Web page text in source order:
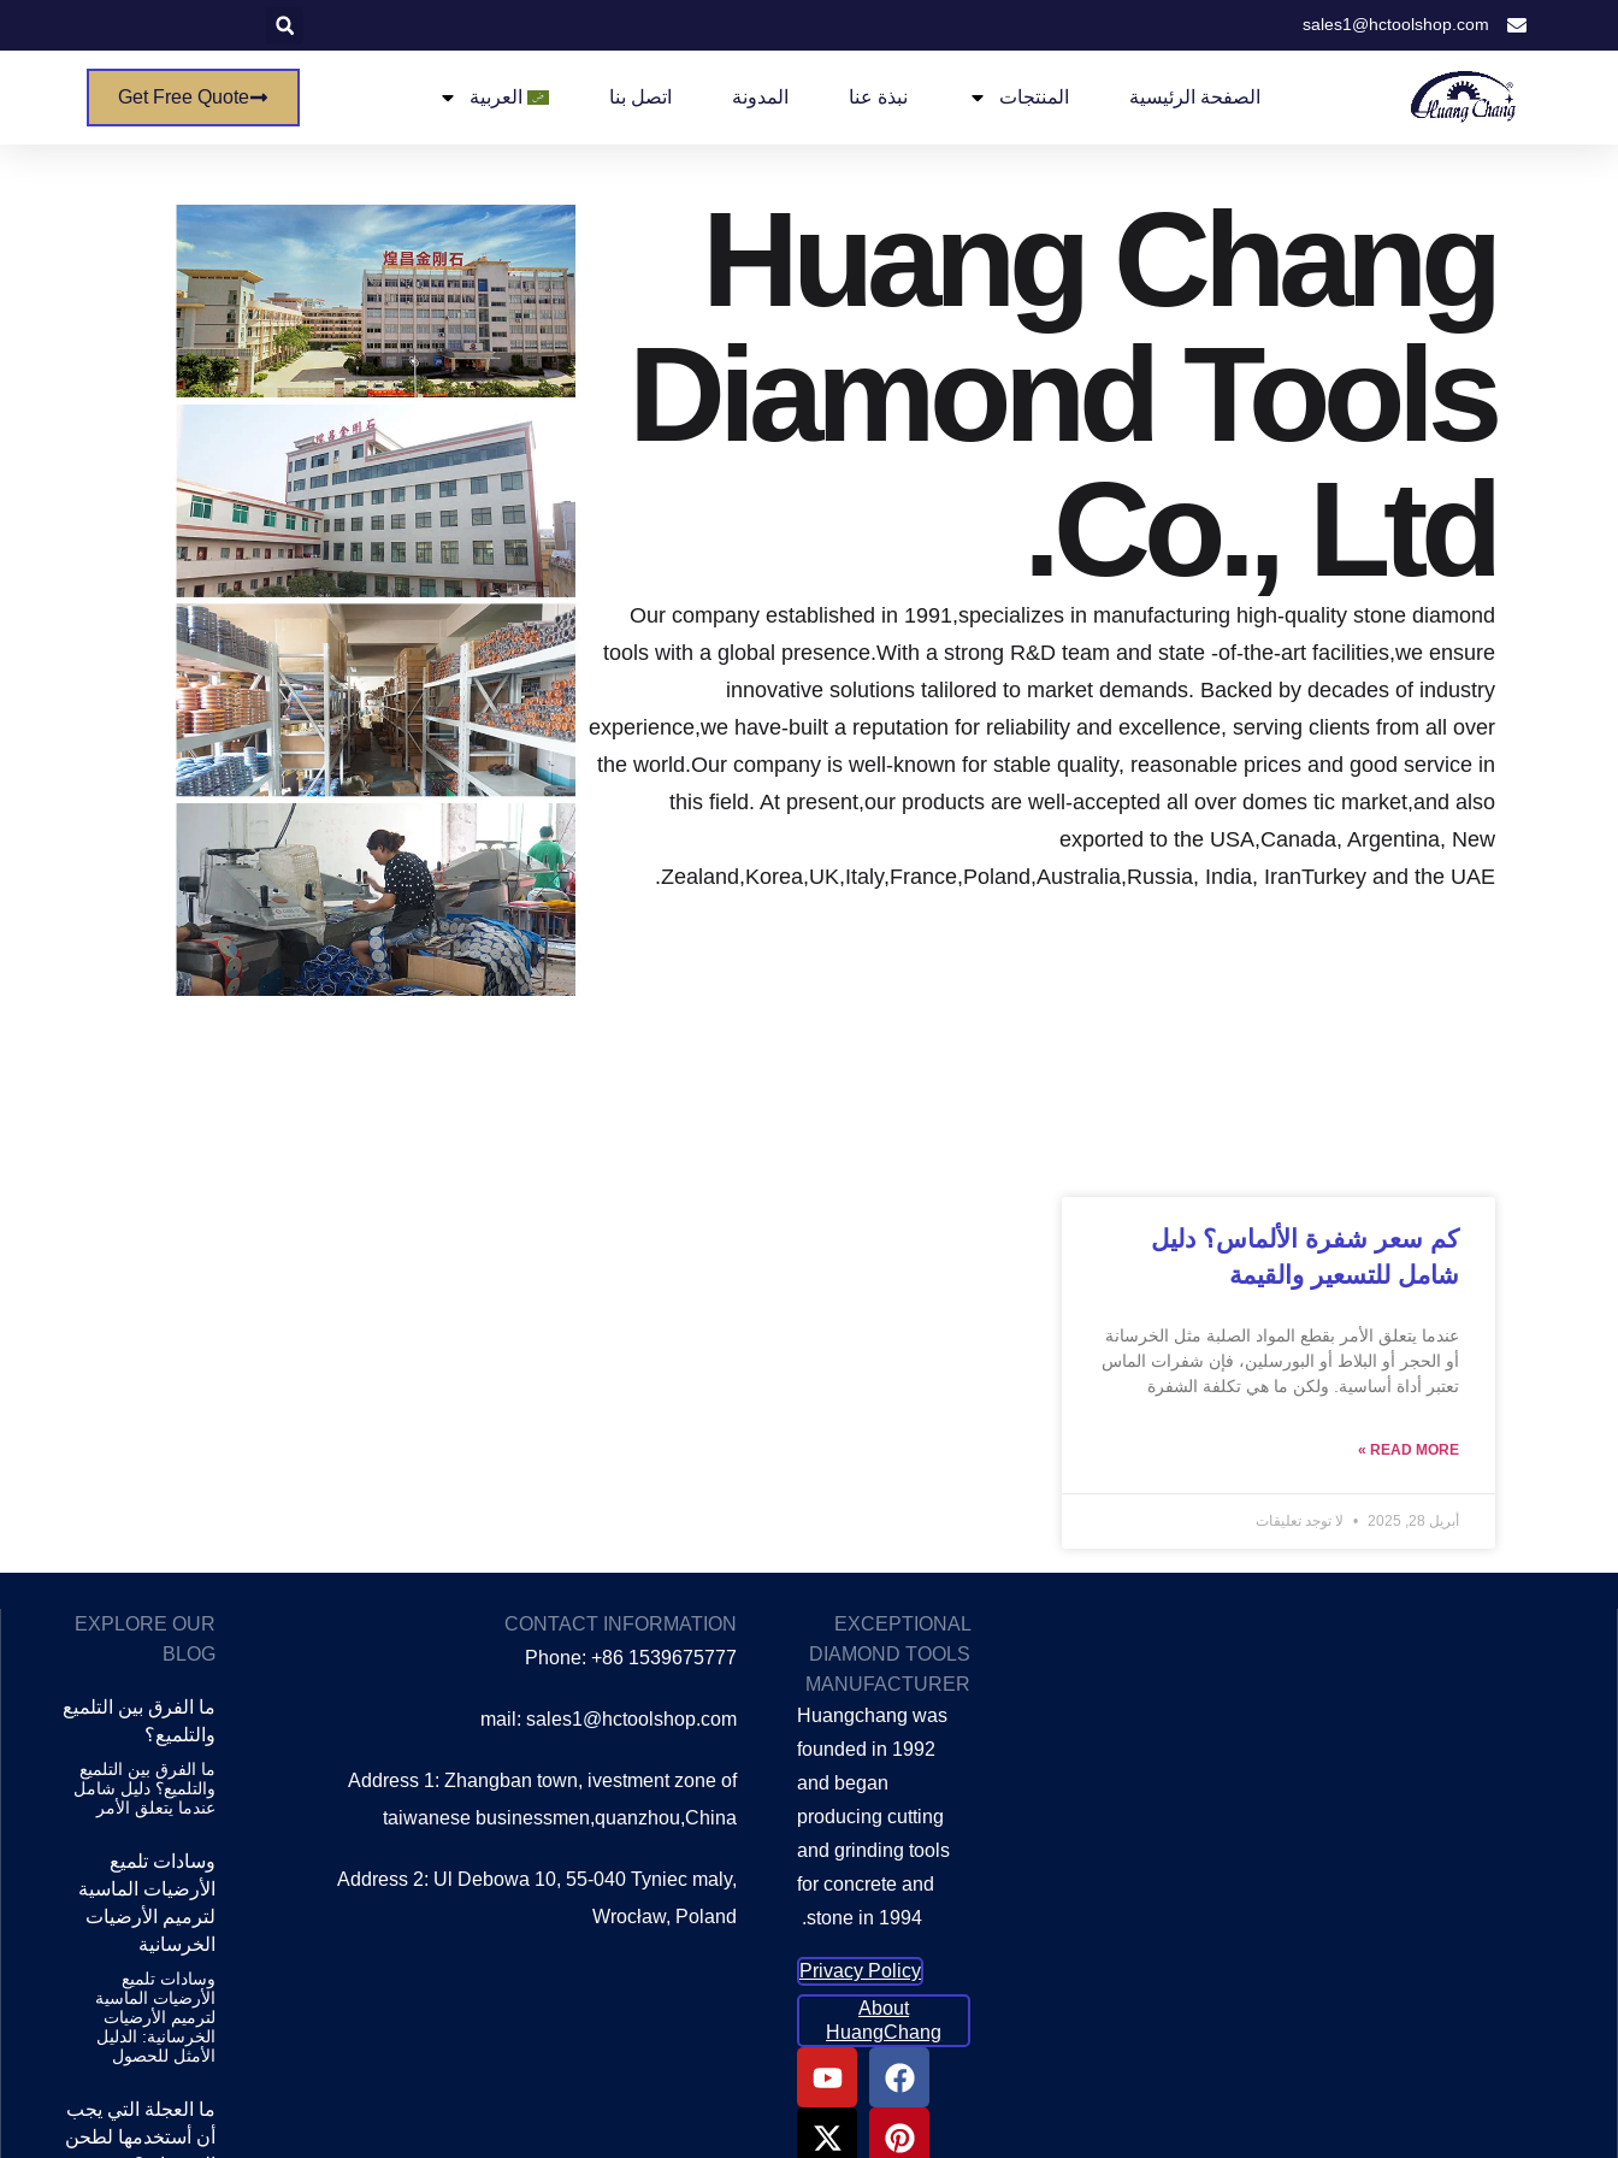
sales1@hctoolshop.com
الصفحة الرئيسية المنتجات نبذة عنا المدونة اتصل بنا العربية Get Free Quote
Huang Chang
Diamond Tools
Co., Ltd.
Our company established in 1991,specializes in manufacturing high-quality stone diamond
tools with a global presence.With a strong R&D team and state -of-the-art facilities,we ensure
innovative solutions talilored to market demands. Backed by decades of industry
experience,we have-built a reputation for reliability and excellence, serving clients from all over
the world.Our company is well-known for stable quality, reasonable prices and good service in
this field. At present,our products are well-accepted all over domes tic market,and also
exported to the USA,Canada, Argentina, New
Zealand,Korea,UK,Italy,France,Poland,Australia,Russia, India, IranTurkey and the UAE.
كم سعر شفرة الألماس؟ دليل
شامل للتسعير والقيمة
عندما يتعلق الأمر بقطع المواد الصلبة مثل الخرسانة
أو الحجر أو البلاط أو البورسلين، فإن شفرات الماس
تعتبر أداة أساسية. ولكن ما هي تكلفة الشفرة
READ MORE »
أبريل 28, 2025 لا توجد تعليقات
EXCEPTIONAL
DIAMOND TOOLS
MANUFACTURER
Huangchang was
founded in 1992
and began
producing cutting
and grinding tools
for concrete and
stone in 1994.
Privacy Policy
About
HuangChang
CONTACT INFORMATION
Phone: +86 1539675777
mail: sales1@hctoolshop.com
Address 1: Zhangban town, ivestment zone of
taiwanese businessmen,quanzhou,China
Address 2: Ul Debowa 10, 55-040 Tyniec maly,
Wrocław, Poland
EXPLORE OUR
BLOG
ما الفرق بين التلميع
والتلميع؟
ما الفرق بين التلميع
والتلميع؟ دليل شامل
عندما يتعلق الأمر
وسادات تلميع
الأرضيات الماسية
لترميم الأرضيات
الخرسانية
وسادات تلميع
الأرضيات الماسية
لترميم الأرضيات
الخرسانية: الدليل
الأمثل للحصول
ما العجلة التي يجب
أن أستخدمها لطحن